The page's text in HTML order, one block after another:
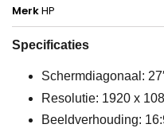
MerkHP
Specificaties
Schermdiagonaal:
Resolutie: 1920 x
Beeldverhouding: